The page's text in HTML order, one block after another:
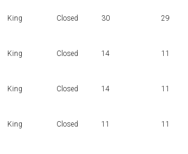
King Closed 30 29
King Closed 14 11
King Closed 14 11
King Closed 11 11